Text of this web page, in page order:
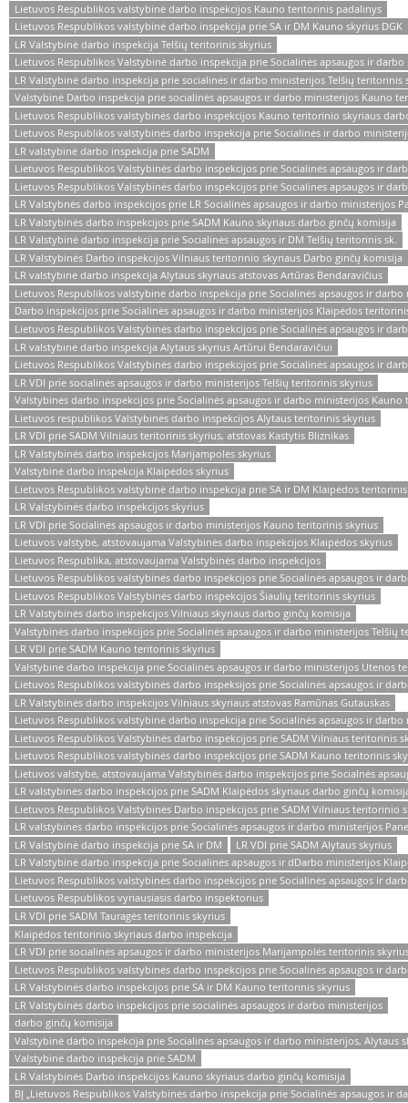
Lietuvos Respublikos valstybinė darbo inspekcijos Kauno teritorinis padalinys
Lietuvos Respublikos valstybinė darbo inspekcija prie SA ir DM Kauno skyrius DGK
LR Valstybinė darbo inspekcija Telšių teritorinis skyrius
Lietuvos Respublikos Valstybinė darbo inspekcija prie Socialinės apsaugos ir
LR Valstybinė darbo inspekcija prie socialinės ir darbo ministerijos Telšių teritorinis
Valstybinė Darbo inspekcija prie socialinės apsaugos ir darbo ministerijos Kauno
Lietuvos Respublikos valstybinės darbo inspekcijos Kauno teritorinio skyriaus
Lietuvos Respublikos valstybinės darbo inspekcija prie Socialinės ir darbo
LR valstybinė darbo inspekcija prie SADM
Lietuvos Respublikos Valstybinės darbo inspekcijos prie Socialinės apsaugos ir
Lietuvos Respublikos Valstybinės darbo inspekcijos prie Socialinės apsaugos ir
LR Valstybnės darbo inspekcijos prie LR Socialinės apsaugos ir darbo ministerijos
LR Valstybinės darbo inspekcijos prie SADM Kauno skyriaus darbo ginčų komisija
LR Valstybinė darbo inspekcija prie Socialinės apsaugos ir DM Telšių teritorinis sk.
LR Valstybinės Darbo inspekcijos Vilniaus teritorinio skyriaus Darbo ginčų komisija
LR valstybinė darbo inspekcija Alytaus skyriaus atstovas Artūras Bendaravičius
Lietuvos Respublikos valstybinė darbo inspekcija prie Socialinės apsaugos ir
Darbo inspekcijos prie Socialinės apsaugos ir darbo ministerijos Klaipėdos
Lietuvos Respublikos Valstybinės darbo inspekcijos prie Socialinės apsaugos ir
LR valstybinė darbo inspekcija Alytaus skyrius Artūrui Bendaravičiui
Lietuvos Respublikos Valstybinės darbo inspekcijos prie Socialinės apsaugos ir
LR VDI prie socialinės apsaugos ir darbo ministerijos Telšių teritorinis skyrius
Valstybinės darbo inspekcijos prie Socialinės apsaugos ir darbo ministerijos
Lietuvos respublikos Valstybinės darbo inspekcijos Alytaus teritorinis skyrius
LR VDI prie SADM Vilniaus teritorinis skyrius, atstovas Kastytis Bliznikas
LR Valstybinės darbo inspekcijos Marijampolės skyrius
Valstybinė darbo inspekcija Klaipėdos skyrius
Lietuvos Respublikos valstybinė darbo inspekcija prie SA ir DM Klaipėdos
LR Valstybinės darbo inspekcijos skyrius
LR VDI prie Socialinės apsaugos ir darbo ministerijos Kauno teritorinis skyrius
Lietuvos valstybė, atstovaujama Valstybinės darbo inspekcijos Klaipėdos skyrius
Lietuvos Respublika, atstovaujama Valstybinės darbo inspekcijos
Lietuvos Respublikos valstybinės darbo inspekcijos prie Socialinės apsaugos ir
Lietuvos Respublikos Valstybinės darbo inspekcijos Šiaulių teritorinis skyrius
LR Valstybinės darbo inspekcijos Vilniaus skyriaus darbo ginčų komisija
Valstybinės darbo inspekcijos prie Socialinės apsaugos ir darbo ministerijos Telšių
LR VDI prie SADM Kauno teritorinis skyrius
Valstybinė darbo inspekcija prie Socialinės apsaugos ir darbo ministerijos Utenos
Lietuvos Respublikos valstybinės darbo inspeksijos prie Socialinės apsaugos ir
LR Valstybinės darbo inspekcijos Vilniaus skyriaus atstovas Ramūnas Gutauskas
Lietuvos Respublikos valstybinė darbo inspekcija prie Socialinės apsaugos ir
Lietuvos Respublikos Valstybinės darbo inspekcijos prie SADM Vilniaus teritorinis
Lietuvos Respublikos valstybinės darbo inspekcijos prie SADM Kauno teritorinis
Lietuvos valstybė, atstovaujama Valstybinės darbo inspekcijos prie Socialnės
LR valstybinės darbo inspekcijos prie SADM Klaipėdos skyriaus darbo ginčų
Lietuvos Respublikos Valstybinės Darbo inspekcijos prie SADM Vilniaus teritorinio
LR valstybinės darbo inspekcijos prie Socialinės apsaugos ir darbo ministerijos
LR Valstybinė darbo inspekcija prie SA ir DM
LR VDI prie SADM Alytaus skyrius
LR Valstybinė darbo inspekcija prie Socialinės apsaugos ir dDarbo ministerijos
Lietuvos Respublikos valstybinės darbo inspekcijos prie Socialinės apsaugos ir
Lietuvos Respublikos vyriausiasis darbo inspektorius
LR VDI prie SADM Tauragės teritorinis skyrius
Klaipėdos teritorinio skyriaus darbo inspekcija
LR VDI prie socialinės apsaugos ir darbo ministerijos Marijampolės teritorinis
Lietuvos Respublikos valstybinės darbo inspekcijos prie Socialinės apsaugos ir
LR Valstybinės darbo inspekcijos prie SA ir DM Kauno teritorinis skyrius
LR Valstybinės darbo inspekcijos prie socialinės apsaugos ir darbo ministerijos
darbo ginčų komisija
Valstybinė darbo inspekcija prie Socialinės apsaugos ir darbo ministerijos, Alytaus
Valstybinė darbo inspekcija prie SADM
LR Valstybinės Darbo inspekcijos Kauno skyriaus darbo ginčų komisija
BĮ „Lietuvos Respublikos Valstybinės darbo inspekcija prie Socialinės apsaugos ir